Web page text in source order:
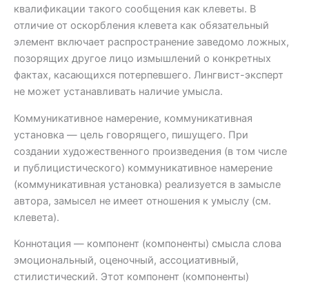
квалификации такого сообщения как клеветы. В
отличие от оскорбления клевета как обязательный
элемент включает распространение заведомо ложных,
позорящих другое лицо измышлений о конкретных
фактах, касающихся потерпевшего. Лингвист-эксперт
не может устанавливать наличие умысла.
Коммуникативное намерение, коммуникативная
установка — цель говорящего, пишущего. При
создании художественного произведения (в том числе
и публицистического) коммуникативное намерение
(коммуникативная установка) реализуется в замысле
автора, замысел не имеет отношения к умыслу (см.
клевета).
Коннотация — компонент (компоненты) смысла слова
эмоциональный, оценочный, ассоциативный,
стилистический. Этот компонент (компоненты)